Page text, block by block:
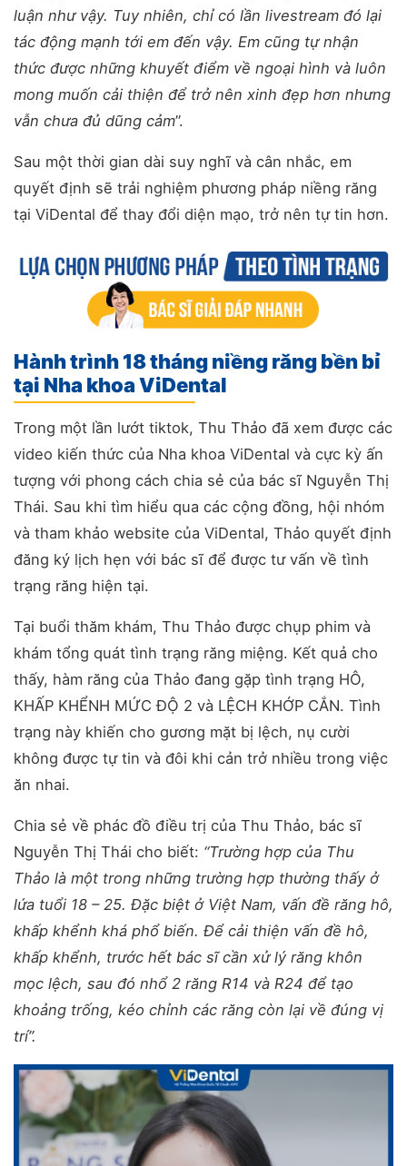
luận như vậy. Tuy nhiên, chỉ có lần livestream đó lại
tác động mạnh tới em đến vậy. Em cũng tự nhận
thức được những khuyết điểm về ngoại hình và luôn
mong muốn cải thiện để trở nên xinh đẹp hơn nhưng
vẫn chưa đủ dũng cảm”.
Sau một thời gian dài suy nghĩ và cân nhắc, em
quyết định sẽ trải nghiệm phương pháp niềng răng
tại ViDental để thay đổi diện mạo, trở nên tự tin hơn.
Hành trình 18 tháng niềng răng bền bỉ
tại Nha khoa ViDental
Trong một lần lướt tiktok, Thu Thảo đã xem được các
video kiến thức của Nha khoa ViDental và cực kỳ ấn
tượng với phong cách chia sẻ của bác sĩ Nguyễn Thị
Thái. Sau khi tìm hiểu qua các cộng đồng, hội nhóm
và tham khảo website của ViDental, Thảo quyết định
đăng ký lịch hẹn với bác sĩ để được tư vấn về tình
trạng răng hiện tại.
Tại buổi thăm khám, Thu Thảo được chụp phim và
khám tổng quát tình trạng răng miệng. Kết quả cho
thấy, hàm răng của Thảo đang gặp tình trạng HÔ,
KHẤP KHỂNH MỨC ĐỘ 2 và LỆCH KHỚP CẮN. Tình
trạng này khiến cho gương mặt bị lệch, nụ cười
không được tự tin và đôi khi cản trở nhiều trong việc
ăn nhai.
Chia sẻ về phác đồ điều trị của Thu Thảo, bác sĩ
Nguyễn Thị Thái cho biết: “Trường hợp của Thu
Thảo là một trong những trường hợp thường thấy ở
lứa tuổi 18 – 25. Đặc biệt ở Việt Nam, vấn đề răng hô,
khấp khểnh khá phổ biến. Để cải thiện vấn đề hô,
khấp khểnh, trước hết bác sĩ cần xử lý răng khôn
mọc lệch, sau đó nhổ 2 răng R14 và R24 để tạo
khoảng trống, kéo chỉnh các răng còn lại về đúng vị
trí”.